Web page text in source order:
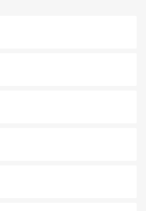
元の風情を楽しめる外せないスポット